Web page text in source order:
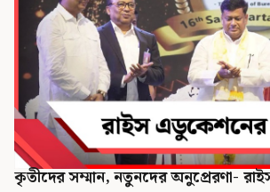
কৃতীদের সম্মান, নতুনদের অনুপ্রেরণা-